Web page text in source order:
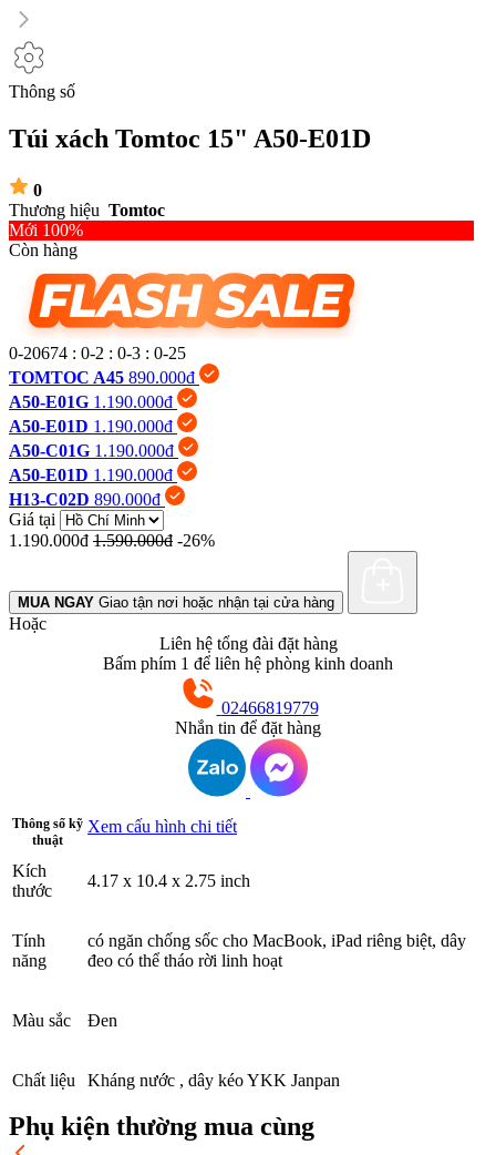
Thông số
Túi xách Tomtoc 15" A50-E01D
0
Thương hiệu Tomtoc
Mới 100%
Còn hàng
0-20674 : 0-2 : 0-3 : 0-26
TOMTOC A45 890.000đ
A50-E01G 1.190.000đ
A50-E01D 1.190.000đ
A50-C01G 1.190.000đ
A50-E01D 1.190.000đ
H13-C02D 890.000đ
Giá tại
1.190.000đ 1.590.000đ -26%
MUA NGAY Giao tận nơi hoặc nhận tại cửa hàng
Hoặc
Liên hệ tổng đài đặt hàng
Bấm phím 1 để liên hệ phòng kinh doanh
02466819779
Nhắn tin để đặt hàng
Thông số kỹ
thuật
Xem cấu hình chi tiết
Kích
thước
4.17 x 10.4 x 2.75 inch
Tính
năng
có ngăn chống sốc cho MacBook, iPad riêng biệt, dây
đeo có thể tháo rời linh hoạt
Màu sắc Đen
Chất liệu Kháng nước , dây kéo YKK Janpan
Phụ kiện thường mua cùng